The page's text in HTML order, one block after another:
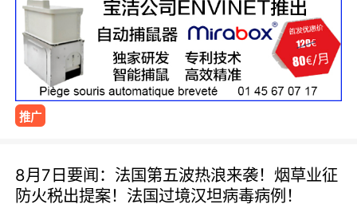
推广
8月7日要闻：法国第五波热浪来袭！烟草业征
防火税出提案！法国过境汉坦病毒病例！